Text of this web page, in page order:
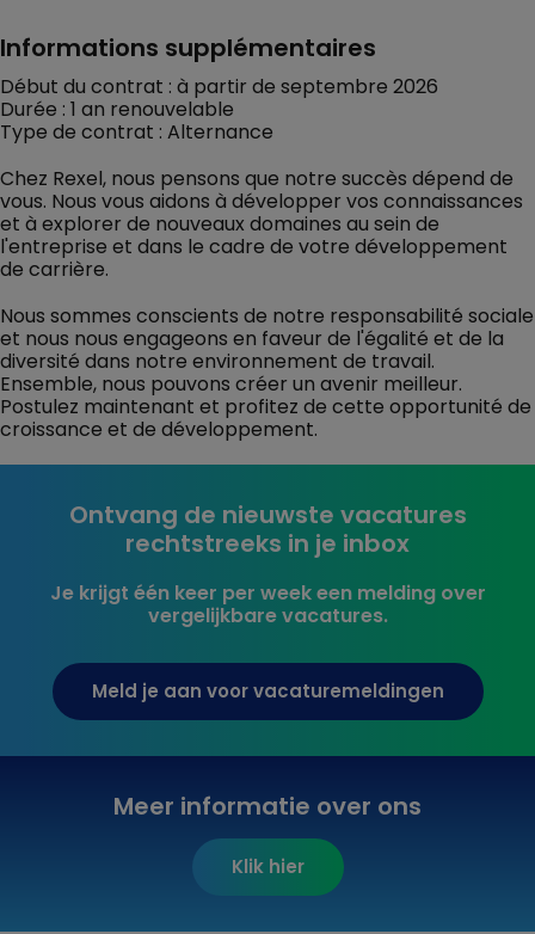
Informations supplémentaires
Début du contrat : à partir de septembre 2026
Durée : 1 an renouvelable
Type de contrat : Alternance
Chez Rexel, nous pensons que notre succès dépend de
vous. Nous vous aidons à développer vos connaissances
et à explorer de nouveaux domaines au sein de
l'entreprise et dans le cadre de votre développement
de carrière.
Nous sommes conscients de notre responsabilité sociale
et nous nous engageons en faveur de l'égalité et de la
diversité dans notre environnement de travail.
Ensemble, nous pouvons créer un avenir meilleur.
Postulez maintenant et profitez de cette opportunité de
croissance et de développement.
Ontvang de nieuwste vacatures
rechtstreeks in je inbox
Je krijgt één keer per week een melding over
vergelijkbare vacatures.
Meld je aan voor vacaturemeldingen
Meer informatie over ons
Klik hier